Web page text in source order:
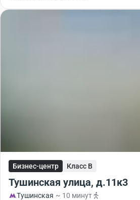
Бизнес-центр Класс B
Тушинская улица, д.11к3
Тушинская ~ 10 минут